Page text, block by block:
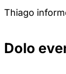
Thiago
Dolo